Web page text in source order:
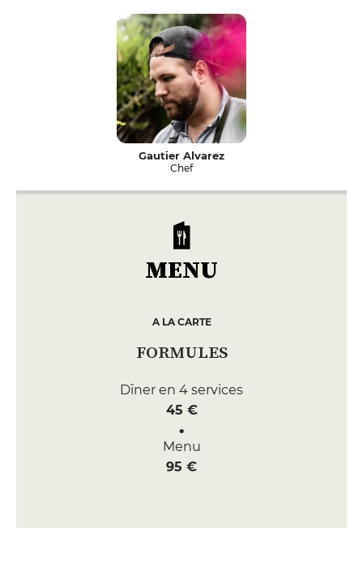
Gautier Alvarez
Chef
MENU
A LA CARTE
FORMULES
Dîner en 4 services
45 €
Menu
95 €